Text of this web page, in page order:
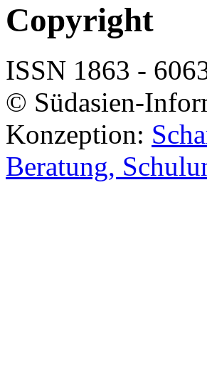
Copyright
ISSN 1863 -
© Südasien-
Konzeption:
Beratung,